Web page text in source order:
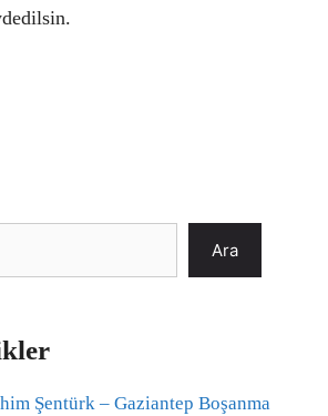
Ara
Şentürk – Gaziantep Boşanma